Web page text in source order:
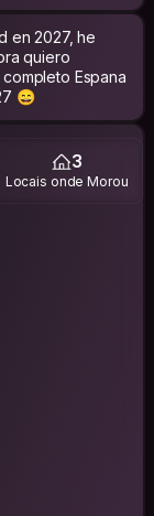
en 2027, he
quiero
Espana
😄
3
Locais onde Morou